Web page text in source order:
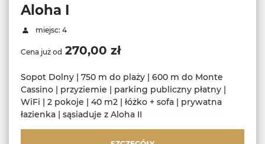
Aloha I
miejsc: 4
Cena już od 270,00 zł
Sopot Dolny | 750 m do plaży | 600 m do Monte
Cassino | przyziemie | parking publiczny płatny |
WiFi | 2 pokoje | 40 m2 | łóżko + sofa | prywatna
łazienka | sąsiaduje z Aloha II